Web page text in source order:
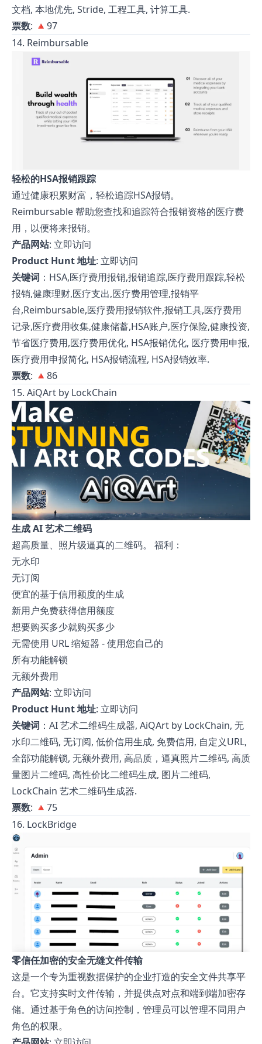
文档, 本地优先, Stride, 工程工具, 计算工具.
票数: 🔺97
14. Reimbursable
轻松的HSA报销跟踪
通过健康积累财富，轻松追踪HSA报销。
Reimbursable 帮助您查找和追踪符合报销资格的医疗费
用，以便将来报销。
产品网站: 立即访问
Product Hunt 地址: 立即访问
关键词 ：HSA,医疗费用报销,报销追踪,医疗费用跟踪,轻松
报销,健康理财,医疗支出,医疗费用管理,报销平
台,Reimbursable,医疗费用报销软件,报销工具,医疗费用
记录,医疗费用收集,健康储蓄,HSA账户,医疗保险,健康投资,
节省医疗费用,医疗费用优化, HSA报销优化, 医疗费用申报,
医疗费用申报简化, HSA报销流程, HSA报销效率.
票数: 🔺86
15. AiQArt by LockChain
生成 AI 艺术二维码
超高质量、照片级逼真的二维码。 福利：
无水印
无订阅
便宜的基于信用额度的生成
新用户免费获得信用额度
想要购买多少就购买多少
无需使用 URL 缩短器 - 使用您自己的
所有功能解锁
无额外费用
产品网站: 立即访问
Product Hunt 地址: 立即访问
关键词 ：AI 艺术二维码生成器, AiQArt by LockChain, 无
水印二维码, 无订阅, 低价信用生成, 免费信用, 自定义URL,
全部功能解锁, 无额外费用, 高品质，逼真照片二维码, 高质
量图片二维码, 高性价比二维码生成, 图片二维码,
LockChain 艺术二维码生成器.
票数: 🔺75
16. LockBridge
零信任加密的安全无缝文件传输
这是一个专为重视数据保护的企业打造的安全文件共享平
台。它支持实时文件传输，并提供点对点和端到端加密存
储。通过基于角色的访问控制，管理员可以管理不同用户
角色的权限。